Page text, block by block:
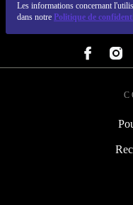
Les informations concernant
dans notre Politique de